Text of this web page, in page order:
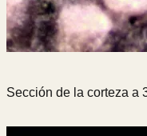
Sección de la corteza a